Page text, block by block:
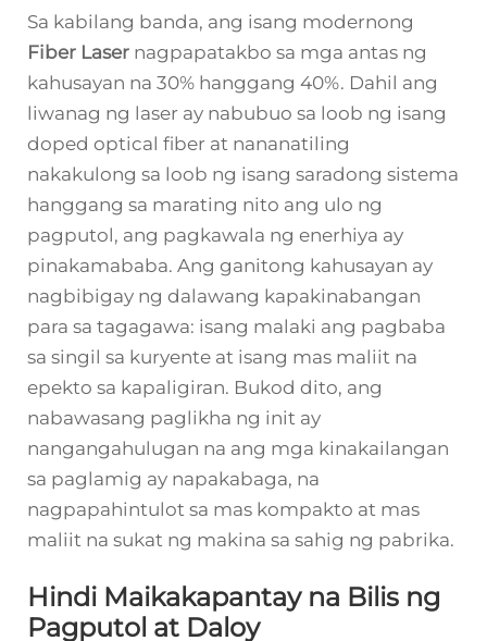
Sa kabilang banda, ang isang modernong
Fiber Laser nagpapatakbo sa mga antas ng
kahusayan na 30% hanggang 40%. Dahil ang
liwanag ng laser ay nabubuo sa loob ng isang
doped optical fiber at nananatiling
nakakulong sa loob ng isang saradong sistema
hanggang sa marating nito ang ulo ng
pagputol, ang pagkawala ng enerhiya ay
pinakamababa. Ang ganitong kahusayan ay
nagbibigay ng dalawang kapakinabangan
para sa tagagawa: isang malaki ang pagbaba
sa singil sa kuryente at isang mas maliit na
epekto sa kapaligiran. Bukod dito, ang
nabawasang paglikha ng init ay
nangangahulugan na ang mga kinakailangan
sa paglamig ay napakabaga, na
nagpapahintulot sa mas kompakto at mas
maliit na sukat ng makina sa sahig ng pabrika.
Hindi Maikakapantay na Bilis ng
Pagputol at Daloy